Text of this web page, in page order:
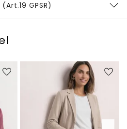
GPSR)